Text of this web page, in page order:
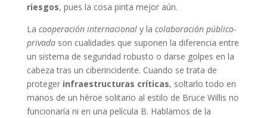
riesgos, pues la cosa pinta mejor aún.
La cooperación internacionaly la colaboración público-
privadason cualidades que suponen la diferencia entre
un sistema de seguridad robusto o darse golpes en la
cabeza tras un ciberincidente. Cuando se trata de
proteger infraestructuras críticas, soltarlo todo en
manos de un héroe solitario al estilo de Bruce Willis no
funcionaría ni en una película B. Hablamos de la